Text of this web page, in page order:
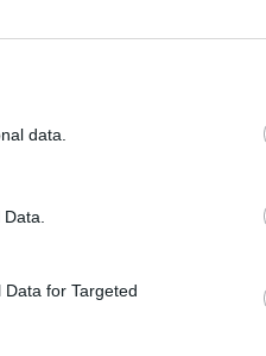
data.
for Targeted
2013 nyarán nyitottuk meg
találjanak vevőt
változatos kínálatunkból.
től péntek-ig 11.00-este 18.00